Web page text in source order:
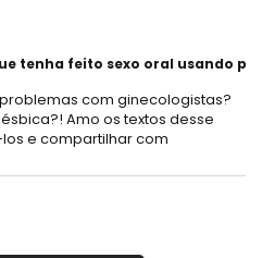
tenha feito sexo oral usando
com ginecologistas?
Amo os textos desse
e compartilhar com